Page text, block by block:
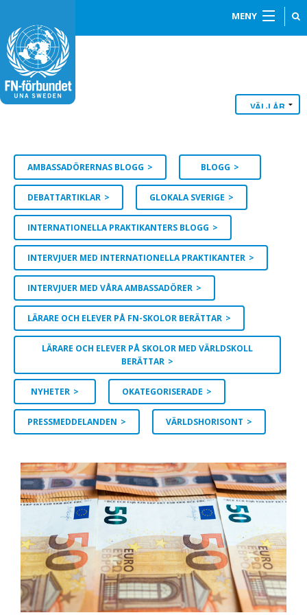
MENY
AMBASSADÖRERNAS BLOGG BLOGG
DEBATTARTIKLAR GLOKALA SVERIGE
INTERNATIONELLA PRAKTIKANTERS BLOGG
INTERVJUER MED INTERNATIONELLA PRAKTIKANTER
INTERVJUER MED VÅRA AMBASSADÖRER
LÄRARE OCH ELEVER PÅ FN-SKOLOR BERÄTTAR
LÄRARE OCH ELEVER PÅ SKOLOR MED VÄRLDSKOLL
BERÄTTAR
NYHETER OKATEGORISERADE
PRESSMEDDELANDEN VÄRLDSHORISONT